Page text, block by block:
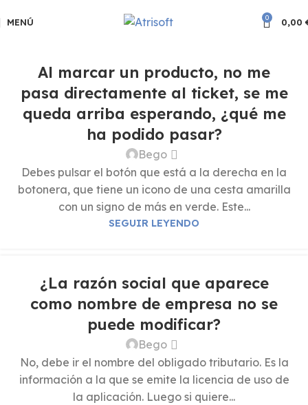
MENÚ 0 0,00
Al marcar un producto, no me
pasa directamente al ticket, se me
queda arriba esperando, ¿qué me
ha podido pasar?
Bego
Debes pulsar el botón que está a la derecha en la
botonera, que tiene un icono de una cesta amarilla
con un signo de más en verde. Este...
SEGUIR LEYENDO
¿La razón social que aparece
como nombre de empresa no se
puede modificar?
Bego
No, debe ir el nombre del obligado tributario. Es la
información a la que se emite la licencia de uso de
la aplicación. Luego si quiere...